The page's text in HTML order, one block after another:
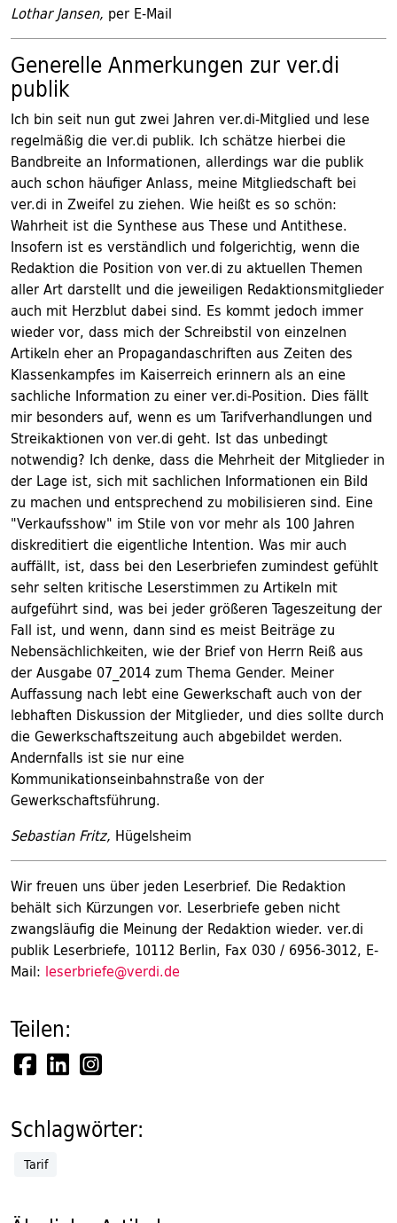
Lothar Jansen, per E-Mail
Generelle Anmerkungen zur ver.di
publik
Ich bin seit nun gut zwei Jahren ver.di-Mitglied und lese
regelmäßig die ver.di publik. Ich schätze hierbei die
Bandbreite an Informationen, allerdings war die publik
auch schon häufiger Anlass, meine Mitgliedschaft bei
ver.di in Zweifel zu ziehen. Wie heißt es so schön:
Wahrheit ist die Synthese aus These und Antithese.
Insofern ist es verständlich und folgerichtig, wenn die
Redaktion die Position von ver.di zu aktuellen Themen
aller Art darstellt und die jeweiligen Redaktionsmitglieder
auch mit Herzblut dabei sind. Es kommt jedoch immer
wieder vor, dass mich der Schreibstil von einzelnen
Artikeln eher an Propagandaschriften aus Zeiten des
Klassenkampfes im Kaiserreich erinnern als an eine
sachliche Information zu einer ver.di-Position. Dies fällt
mir besonders auf, wenn es um Tarifverhandlungen und
Streikaktionen von ver.di geht. Ist das unbedingt
notwendig? Ich denke, dass die Mehrheit der Mitglieder in
der Lage ist, sich mit sachlichen Informationen ein Bild
zu machen und entsprechend zu mobilisieren sind. Eine
"Verkaufsshow" im Stile von vor mehr als 100 Jahren
diskreditiert die eigentliche Intention. Was mir auch
auffällt, ist, dass bei den Leserbriefen zumindest gefühlt
sehr selten kritische Leserstimmen zu Artikeln mit
aufgeführt sind, was bei jeder größeren Tageszeitung der
Fall ist, und wenn, dann sind es meist Beiträge zu
Nebensächlichkeiten, wie der Brief von Herrn Reiß aus
der Ausgabe 07_2014 zum Thema Gender. Meiner
Auffassung nach lebt eine Gewerkschaft auch von der
lebhaften Diskussion der Mitglieder, und dies sollte durch
die Gewerkschaftszeitung auch abgebildet werden.
Andernfalls ist sie nur eine
Kommunikationseinbahnstraße von der
Gewerkschaftsführung.
Sebastian Fritz, Hügelsheim
Wir freuen uns über jeden Leserbrief. Die Redaktion
behält sich Kürzungen vor. Leserbriefe geben nicht
zwangsläufig die Meinung der Redaktion wieder. ver.di
publik Leserbriefe, 10112 Berlin, Fax 030 / 6956-3012, E-
Mail: leserbriefe@verdi.de
Teilen:
Schlagwörter:
Tarif